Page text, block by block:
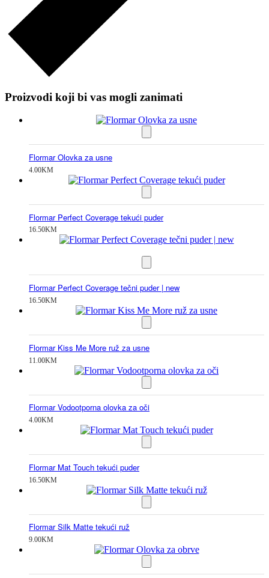
Proizvodi koji bi vas mogli zanimati
Flormar Olovka za usne
4.00KM
Flormar Perfect Coverage tekući puder
16.50KM
Flormar Perfect Coverage tečni puder | new
16.50KM
Flormar Kiss Me More ruž za usne
11.00KM
Flormar Vodootporna olovka za oči
4.00KM
Flormar Mat Touch tekući puder
16.50KM
Flormar Silk Matte tekući ruž
9.00KM